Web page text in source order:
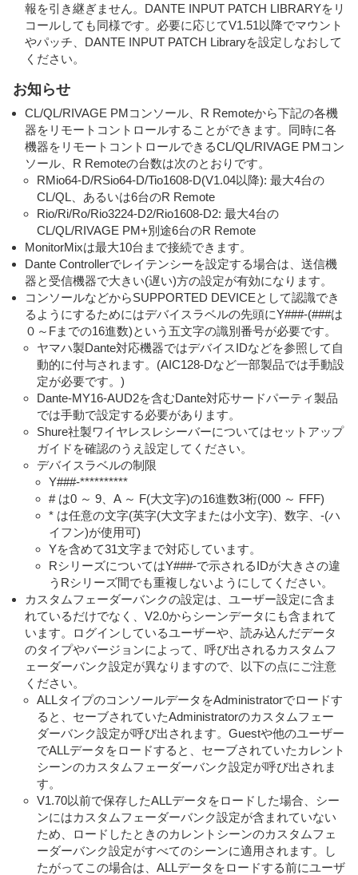
報を引き継ぎません。DANTE INPUT PATCH LIBRARYをリ
コールしても同様です。必要に応じてV1.51以降でマウント
やパッチ、DANTE INPUT PATCH Libraryを設定しなおして
ください。
お知らせ
CL/QL/RIVAGE PMコンソール、R Remoteから下記の各機
器をリモートコントロールすることができます。同時に各
機器をリモートコントロールできるCL/QL/RIVAGE PMコン
ソール、R Remoteの台数は次のとおりです。
RMio64-D/RSio64-D/Tio1608-D(V1.04以降): 最大4台の
CL/QL、あるいは6台のR Remote
Rio/Ri/Ro/Rio3224-D2/Rio1608-D2: 最大4台の
CL/QL/RIVAGE PM+別途6台のR Remote
MonitorMixは最大10台まで接続できます。
Dante Controllerでレイテンシーを設定する場合は、送信機
器と受信機器で大きい(遅い)方の設定が有効になります。
コンソールなどからSUPPORTED DEVICEとして認識でき
るようにするためにはデバイスラベルの先頭にY###-(###は
０～Fまでの16進数)という五文字の識別番号が必要です。
ヤマハ製Dante対応機器ではデバイスIDなどを参照して自
動的に付与されます。(AIC128-Dなど一部製品では手動設
定が必要です。)
Dante-MY16-AUD2を含むDante対応サードパーティ製品
では手動で設定する必要があります。
Shure社製ワイヤレスレシーバーについてはセットアップ
ガイドを確認のうえ設定してください。
デバイスラベルの制限
Y###-**********
# は0 ～ 9、A ～ F(大文字)の16進数3桁(000 ～ FFF)
* は任意の文字(英字(大文字または小文字)、数字、-(ハ
イフン)が使用可)
Yを含めて31文字まで対応しています。
RシリーズについてはY###-で示されるIDが大きさの違
うRシリーズ間でも重複しないようにしてください。
カスタムフェーダーバンクの設定は、ユーザー設定に含ま
れているだけでなく、V2.0からシーンデータにも含まれて
います。ログインしているユーザーや、読み込んだデータ
のタイプやバージョンによって、呼び出されるカスタムフ
ェーダーバンク設定が異なりますので、以下の点にご注意
ください。
ALLタイプのコンソールデータをAdministratorでロードす
ると、セーブされていたAdministratorのカスタムフェー
ダーバンク設定が呼び出されます。Guestや他のユーザー
でALLデータをロードすると、セーブされていたカレント
シーンのカスタムフェーダーバンク設定が呼び出されま
す。
V1.70以前で保存したALLデータをロードした場合、シー
ンにはカスタムフェーダーバンク設定が含まれていない
ため、ロードしたときのカレントシーンのカスタムフェ
ーダーバンク設定がすべてのシーンに適用されます。し
たがってこの場合は、ALLデータをロードする前にユーザ